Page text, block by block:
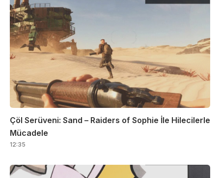
Çöl Serüveni: Sand – Raiders of Sophie İle Hilecilerle
Mücadele
12:35